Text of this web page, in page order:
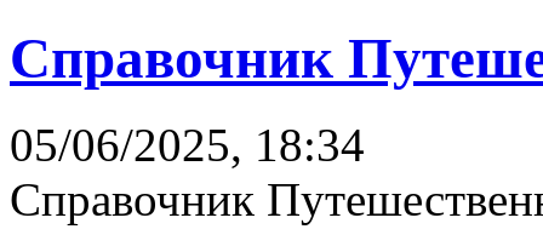
Справочник
05/06/2025, 18:34
Справочник